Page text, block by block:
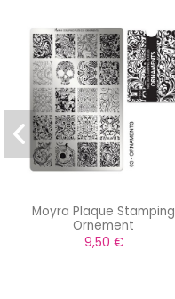
Moyra Plaque Stamping
Ornement
9,50 €